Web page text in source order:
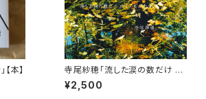
本】
寺尾紗穂「流した涙の数だけ 美
しい虹がたつ」【CD】
¥2,500